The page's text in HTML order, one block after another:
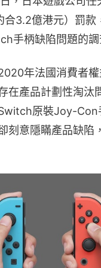
合3.2億港元）罰款
手柄缺陷問題的調
年法國消費者
在產品計劃性淘汰
原裝Joy-Con
刻意隱瞞產品缺陷